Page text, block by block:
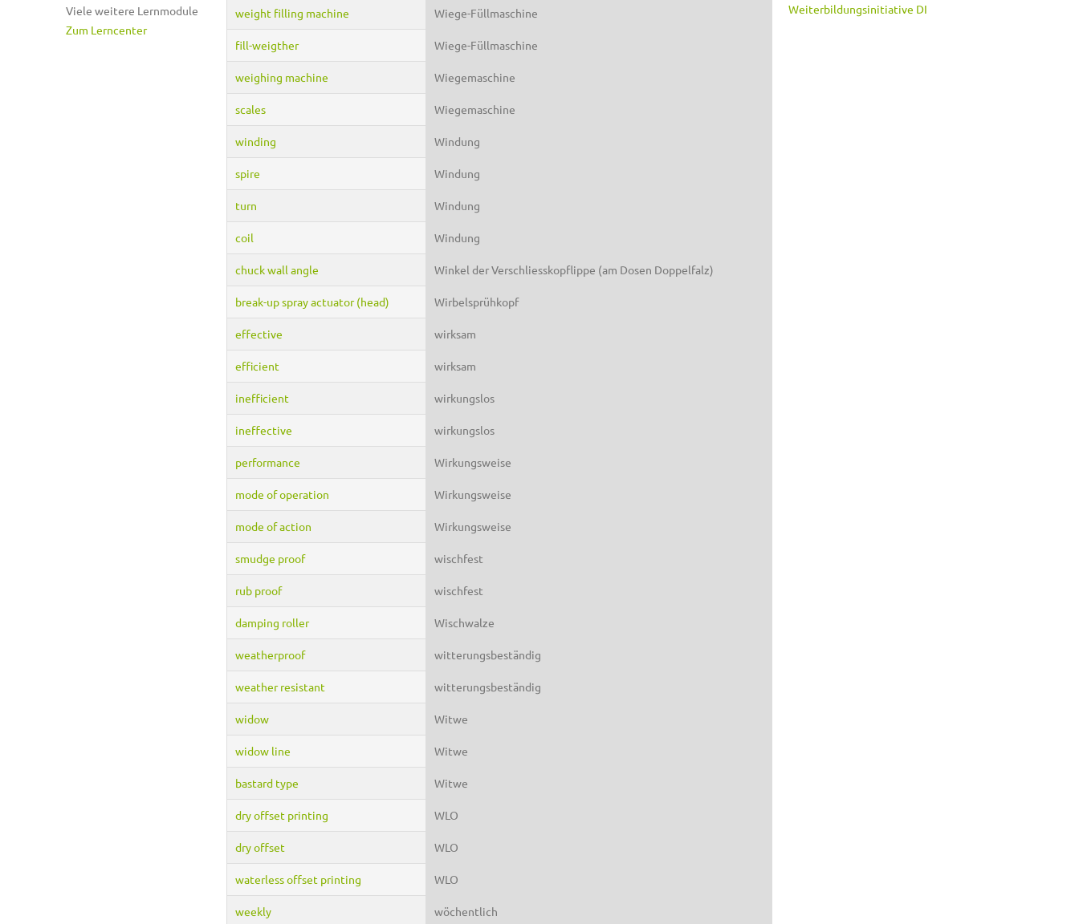
Viele weitere Lernmodule
Zum Lerncenter
weight filling machine Wiege-Füllmaschine
fill-weigther Wiege-Füllmaschine
weighing machine Wiegemaschine
scales Wiegemaschine
winding Windung
spire Windung
turn Windung
coil Windung
chuck wall angle Winkel der Verschliesskopflippe (am Dosen Doppelfalz)
break-up spray actuator (head) Wirbelsprühkopf
effective wirksam
efficient wirksam
inefficient wirkungslos
ineffective wirkungslos
performance Wirkungsweise
mode of operation Wirkungsweise
mode of action Wirkungsweise
smudge proof wischfest
rub proof wischfest
damping roller Wischwalze
weatherproof witterungsbeständig
weather resistant witterungsbeständig
widow Witwe
widow line Witwe
bastard type Witwe
dry offset printing WLO
dry offset WLO
waterless offset printing WLO
weekly wöchentlich
Weiterbildungsinitiative DI